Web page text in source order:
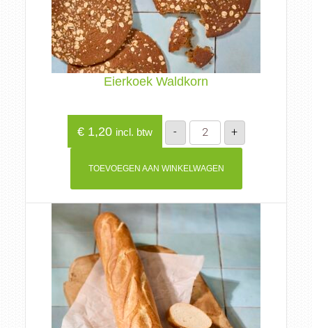
Eierkoek Waldkorn
€1,20 incl. btw -
Eierkoek
Waldkorn
aantal
+
TOEVOEGEN AAN WINKELWAGEN